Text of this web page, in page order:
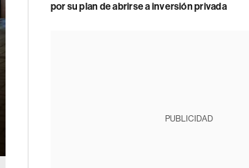
por su plan de abrirse a inversión privada
PUBLICIDAD